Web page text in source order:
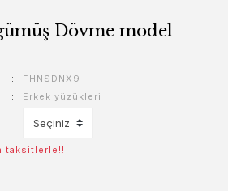
Dövme model
FHNSDNX9
Erkek yüzükleri
taksitlerle!!